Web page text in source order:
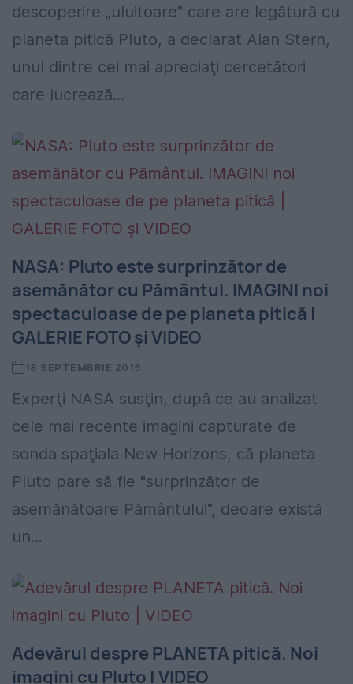
descoperire „uluitoare” care are legătură cu
planeta pitică Pluto, a declarat Alan Stern,
unul dintre cei mai apreciaţi cercetători
care lucrează...
NASA: Pluto este surprinzător de
asemănător cu Pământul. IMAGINI noi
spectaculoase de pe planeta pitică |
GALERIE FOTO şi VIDEO
18 SEPTEMBRIE 2015
Experţi NASA susţin, după ce au analizat
cele mai recente imagini capturate de
sonda spaţiala New Horizons, că planeta
Pluto pare să fie "surprinzător de
asemănătoare Pământului", deoare există
un...
Adevărul despre PLANETA pitică. Noi
imagini cu Pluto | VIDEO